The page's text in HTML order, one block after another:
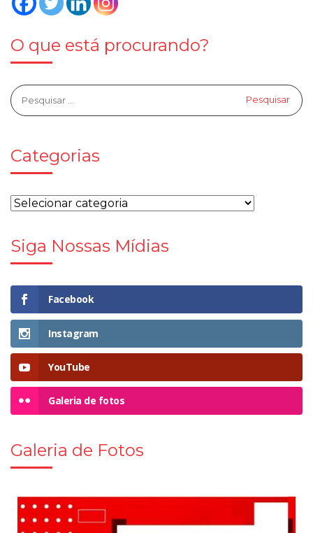
O que está procurando?
Categorias
Siga Nossas Mídias
Facebook
Instagram
YouTube
Galeria de fotos
Galeria de Fotos